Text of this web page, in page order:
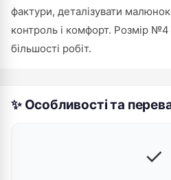
фактури, деталізувати
контроль і комфорт. Розмір
більшості робіт.
✨ Особливості та
✓